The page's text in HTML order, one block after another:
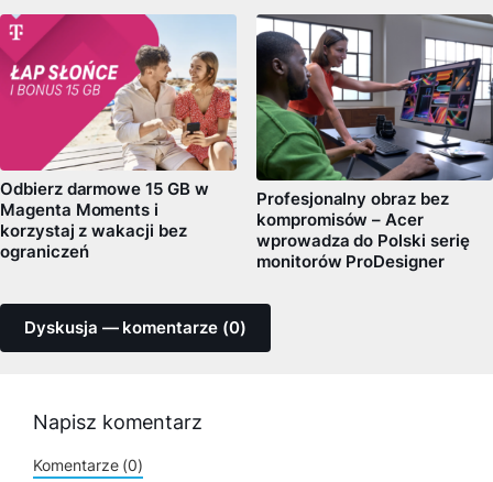
Odbierz darmowe 15 GB w
Magenta Moments i
korzystaj z wakacji bez
ograniczeń
Profesjonalny obraz bez
kompromisów – Acer
wprowadza do Polski serię
monitorów ProDesigner
Dyskusja — komentarze (0)
Napisz komentarz
Komentarze (0)